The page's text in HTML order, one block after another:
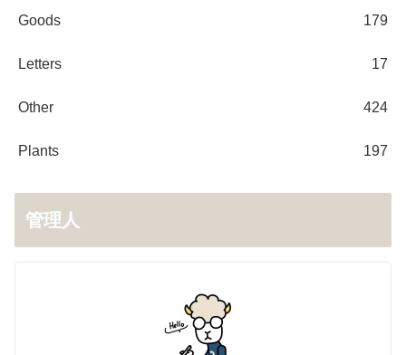
Goods 179
Letters 17
Other 424
Plants 197
管理人